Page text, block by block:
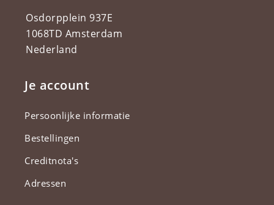
Osdorpplein 937E
1068TD Amsterdam
Nederland
Je account
Persoonlijke informatie
Bestellingen
Creditnota's
Adressen